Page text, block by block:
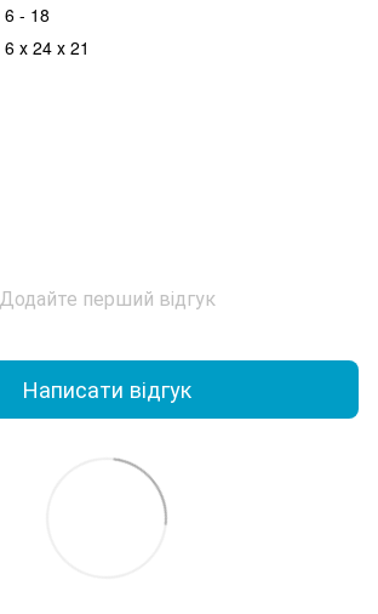
6 - 18
6 х 24 х 21
Додайте перший відгук
Написати відгук